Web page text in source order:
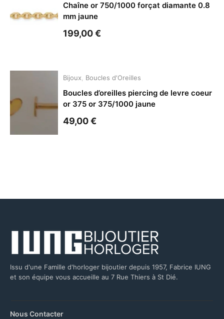
Chaîne or 750/1000 forçat diamante 0.8
mm jaune
199,00€
Bijoux Boucles d'Oreilles
Boucles d’oreilles piercing de levre coeur
or 375 or 375/1000 jaune
49,00€
Issu d'une Famille d'horloger bijoutier depuis 1957, Fabrice IUNG
et son équipe vous accueille au 7 Rue Thiers à St Dié.
Nous Contacter